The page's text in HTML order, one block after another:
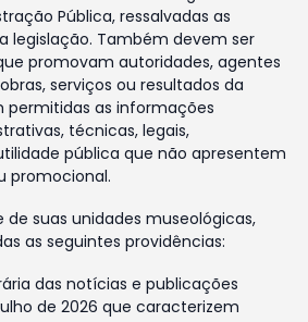
Pública, ressalvadas as
legislação. Também devem ser
promovam autoridades, agentes
serviços ou resultados da
permitidas as informações
técnicas, legais,
pública que não apresentem
promocional.
suas unidades museológicas,
as seguintes providências:
das notícias e publicações
de 2026 que caracterizem